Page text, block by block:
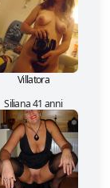
Villatora
Siliana 41 anni